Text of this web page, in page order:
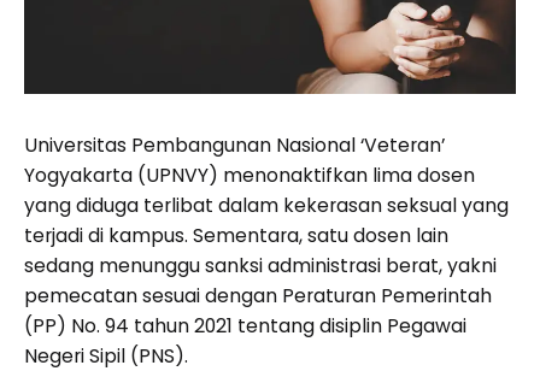
Universitas Pembangunan Nasional ‘Veteran’
Yogyakarta (UPNVY) menonaktifkan lima dosen
yang diduga terlibat dalam kekerasan seksual yang
terjadi di kampus. Sementara, satu dosen lain
sedang menunggu sanksi administrasi berat, yakni
pemecatan sesuai dengan Peraturan Pemerintah
(PP) No. 94 tahun 2021 tentang disiplin Pegawai
Negeri Sipil (PNS).